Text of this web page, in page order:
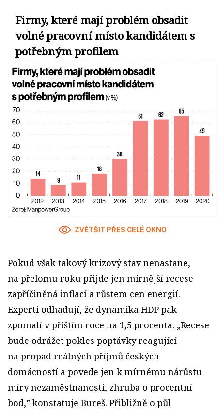
Firmy, které mají problém obsadit
volné pracovní místo kandidátem s
potřebným profilem
ZVĚTŠIT PŘES CELÉ OKNO
Pokud však takový krizový stav nenastane,
na přelomu roku přijde jen mírnější recese
zapříčiněná inflací a růstem cen energií.
Experti odhadují, že dynamika HDP pak
zpomalí v příštím roce na 1,5 procenta. „Recese
bude odrážet pokles poptávky reagující
na propad reálných příjmů českých
domácností a povede jen k mírnému nárůstu
míry nezaměstnanosti, zhruba o procentní
bod,” konstatuje Bureš. Přibližně o půl